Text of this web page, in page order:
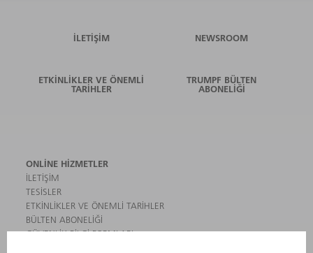
İLETIŞIM NEWSROOM
ETKINLIKLER VE ÖNEMLI
TARIHLER
TRUMPF BÜLTEN
ABONELIĞI
ONLINE HIZMETLER
İLETIŞIM
TESISLER
ETKINLIKLER VE ÖNEMLI TARIHLER
BÜLTEN ABONELIĞI
GÜVENLIK BILGI FORMLARI